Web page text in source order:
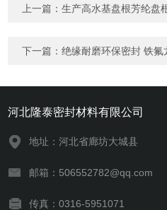
上一篇：生产高水基盘根芳纶盘
下一篇：绝缘耐磨环保密封 铁
河北隆泰密封材料有限公司
地址：河北省廊坊大城县
邮箱：506552782@qq.com
传真：0316-5951071